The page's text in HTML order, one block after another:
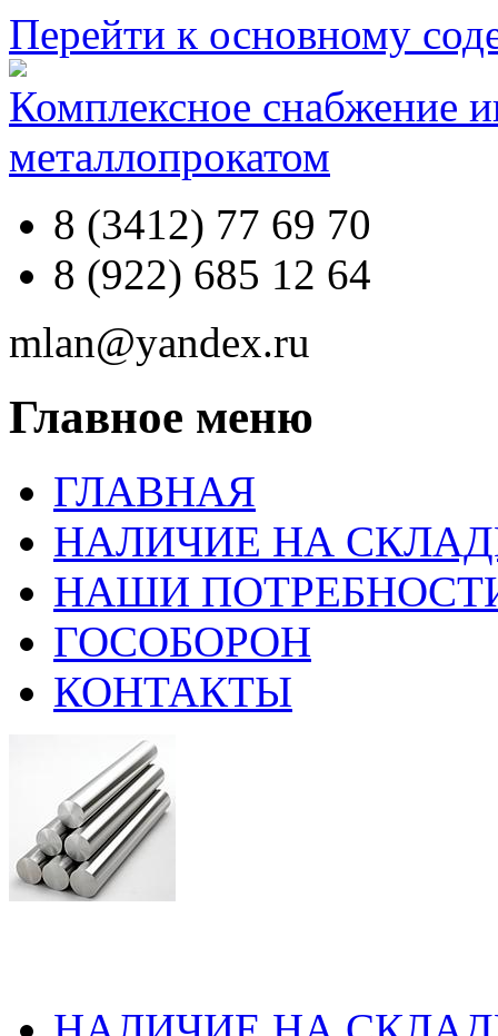
Перейти к основному
Комплексное снабжение
металлопрокатом
8 (3412) 77 69 70
8 (922) 685 12 64
mlan@yandex.ru
Главное меню
ГЛАВНАЯ
НАЛИЧИЕ НА
НАШИ
ГОСОБОРОН
КОНТАКТЫ